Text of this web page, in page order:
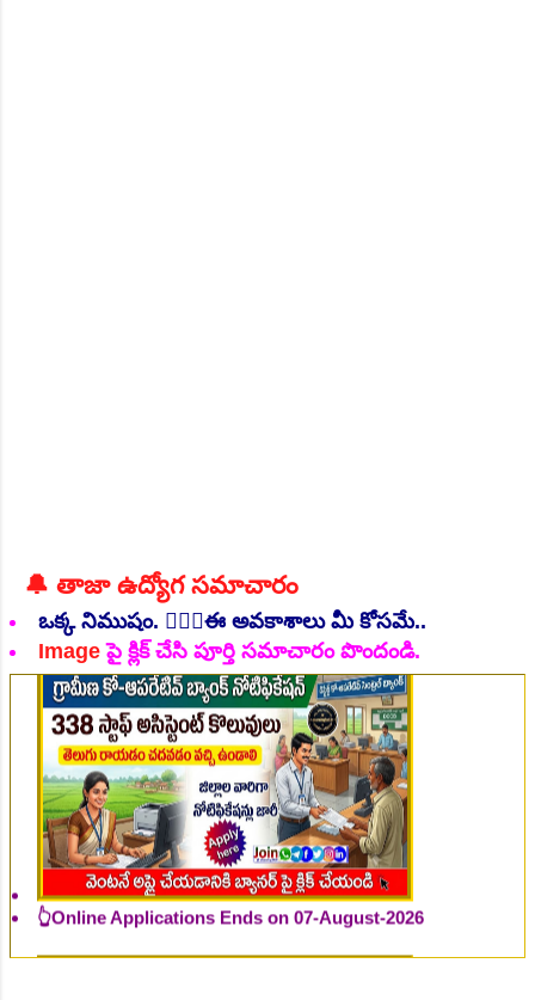
🔔 తాజా ఉద్యోగ సమాచారం
ఒక్క నిముషం. 💁🏻‍♂️ఈ అవకాశాలు మీ కోసమే..
Imageపై క్లిక్ చేసి పూర్తి సమాచారం పొందండి.
👆Online Applications Ends on 07-August-2026